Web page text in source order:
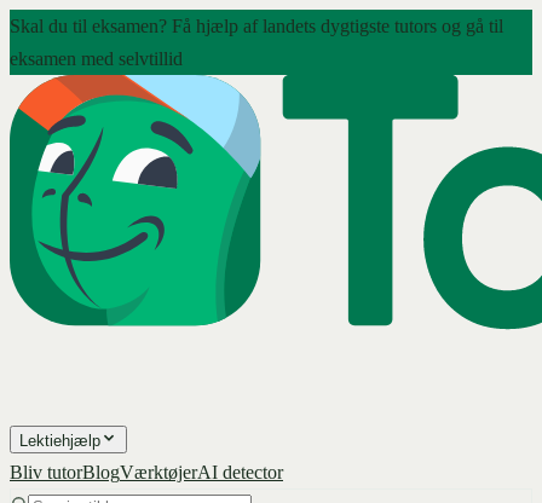
Skal du til eksamen? Få hjælp af landets dygtigste tutors og gå til
eksamen med selvtillid
Lektiehjælp
Bliv tutorBlogVærktøjerAI detector